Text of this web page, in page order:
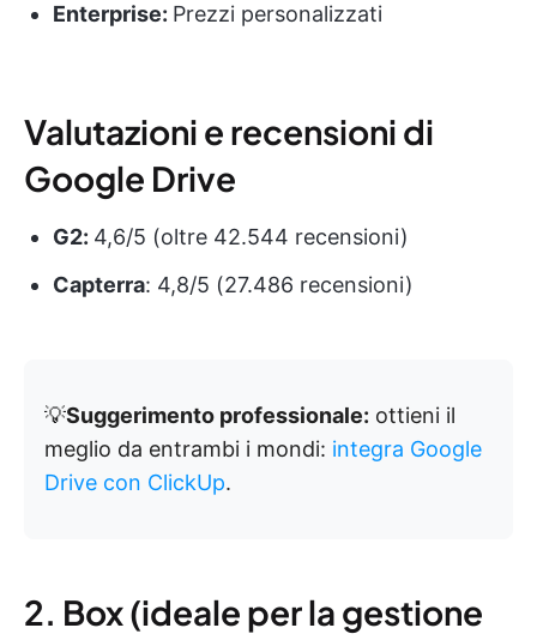
Enterprise: Prezzi personalizzati
Valutazioni e recensioni di
Google Drive
G2: 4,6/5 (oltre 42.544 recensioni)
Capterra: 4,8/5 (27.486 recensioni)
💡Suggerimento professionale: ottieni il
meglio da entrambi i mondi: integra Google
Drive con ClickUp.
2. Box (ideale per la gestione